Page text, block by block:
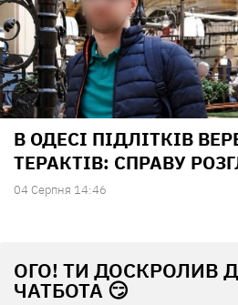
В ОДЕСІ ПІДЛІТКІВ
ТЕРАКТІВ: СПРАВУ
04 Серпня 14:46
ОГО! ТИ ДОСКРОЛИВ
ЧАТБОТА 😏